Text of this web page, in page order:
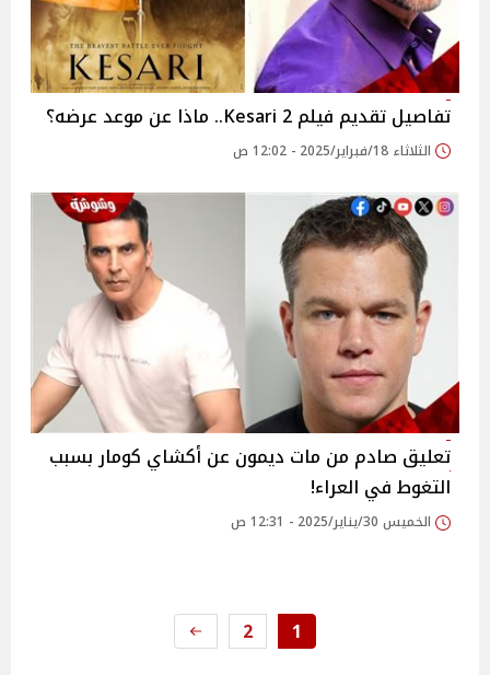
تفاصيل تقديم فيلم Kesari 2.. ماذا عن موعد عرضه؟
الثلاثاء 18/فبراير/2025 - 12:02 ص
تعليق صادم من مات ديمون عن أكشاي كومار بسبب
التغوط في العراء!
الخميس 30/يناير/2025 - 12:31 ص
1
2